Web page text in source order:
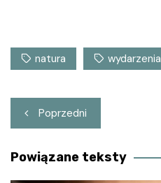
natura wydarzenia
Nawigacja
wpisu
Poprzedni
Powiązane teksty